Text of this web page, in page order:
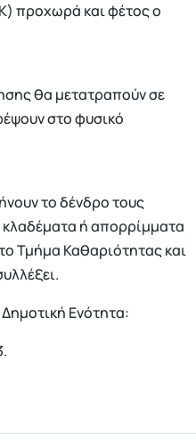
προχωρά και φέτος ο
θα μετατραπούν σε
στο φυσικό
το δένδρο τους
ή απορρίμματα
Τμήμα Καθαριότητας και
Ενότητα: